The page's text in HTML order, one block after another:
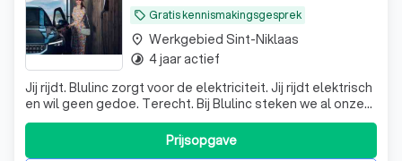
local_offer Gratis kennismakingsgesprek
Jij rijdt. Blulinc zorgt voor de elektriciteit. Jij rijdt elektrisch
en wil geen gedoe. Terecht. Bij Blulinc steken we al onze
energie in jouw elektrische rit. Thuis, op het werk,
onderweg. Altijd en overal moeiteloos opladen, met ons
arsenaal aan laadoplossingen. Klinkt vlotjes? Is het ook
Prijsopgave
place Werkgebied Sint-Niklaas
timelapse 4 jaar actief